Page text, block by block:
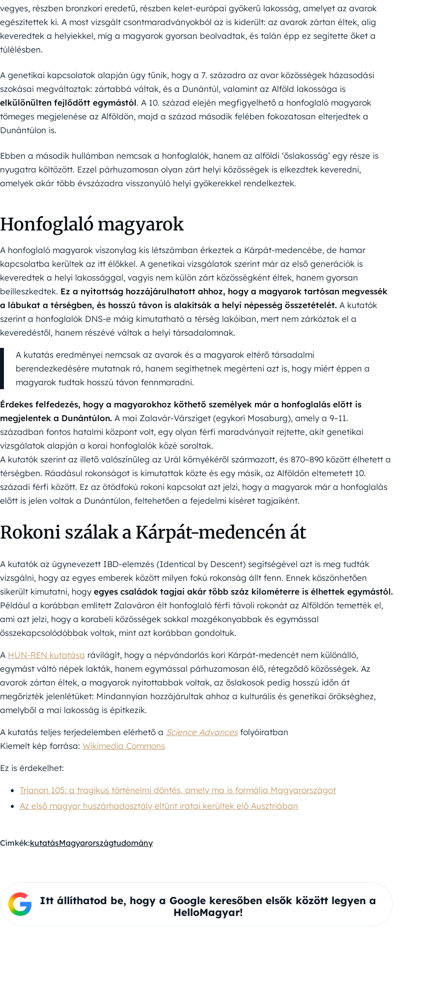
vegyes, részben bronzkori eredetű, részben kelet-európai gyökerű lakosság, amelyet az avarok
egészítettek ki. A most vizsgált csontmaradványokból az is kiderült: az avarok zártan éltek, alig
keveredtek a helyiekkel, míg a magyarok gyorsan beolvadtak, és talán épp ez segítette őket a
túlélésben.
A genetikai kapcsolatok alapján úgy tűnik, hogy a 7. századra az avar közösségek házasodási
szokásai megváltoztak: zártabbá váltak, és a Dunántúl, valamint az Alföld lakossága is
elkülönülten fejlődött egymástól. A 10. század elején megfigyelhető a honfoglaló magyarok
tömeges megjelenése az Alföldön, majd a század második felében fokozatosan elterjedtek a
Dunántúlon is.
Ebben a második hullámban nemcsak a honfoglalók, hanem az alföldi ‘őslakosság’ egy része is
nyugatra költözött. Ezzel párhuzamosan olyan zárt helyi közösségek is elkezdtek keveredni,
amelyek akár több évszázadra visszanyúló helyi gyökerekkel rendelkeztek.
Honfoglaló magyarok
A honfoglaló magyarok viszonylag kis létszámban érkeztek a Kárpát-medencébe, de hamar
kapcsolatba kerültek az itt élőkkel. A genetikai vizsgálatok szerint már az első generációk is
keveredtek a helyi lakossággal, vagyis nem külön zárt közösségként éltek, hanem gyorsan
beilleszkedtek. Ez a nyitottság hozzájárulhatott ahhoz, hogy a magyarok tartósan megvessék
a lábukat a térségben, és hosszú távon is alakítsák a helyi népesség összetételét. A kutatók
szerint a honfoglalók DNS-e máig kimutatható a térség lakóiban, mert nem zárkóztak el a
keveredéstől, hanem részévé váltak a helyi társadalomnak.
A kutatás eredményei nemcsak az avarok és a magyarok eltérő társadalmi
berendezkedésére mutatnak rá, hanem segíthetnek megérteni azt is, hogy miért éppen a
magyarok tudtak hosszú távon fennmaradni.
Érdekes felfedezés, hogy a magyarokhoz köthető személyek már a honfoglalás előtt is
megjelentek a Dunántúlon. A mai Zalavár-Vársziget (egykori Mosaburg), amely a 9–11.
században fontos hatalmi központ volt, egy olyan férfi maradványait rejtette, akit genetikai
vizsgálatok alapján a korai honfoglalók közé soroltak.
A kutatók szerint az illető valószínűleg az Urál környékéről származott, és 870–890 között élhetett a
térségben. Ráadásul rokonságot is kimutattak közte és egy másik, az Alföldön eltemetett 10.
századi férfi között. Ez az ötödfokú rokoni kapcsolat azt jelzi, hogy a magyarok már a honfoglalás
előtt is jelen voltak a Dunántúlon, feltehetően a fejedelmi kíséret tagjaiként.
Rokoni szálak a Kárpát-medencén át
A kutatók az úgynevezett IBD-elemzés (Identical by Descent) segítségével azt is meg tudták
vizsgálni, hogy az egyes emberek között milyen fokú rokonság állt fenn. Ennek köszönhetően
sikerült kimutatni, hogy egyes családok tagjai akár több száz kilométerre is élhettek egymástól.
Például a korábban említett Zalaváron élt honfoglaló férfi távoli rokonát az Alföldön temették el,
ami azt jelzi, hogy a korabeli közösségek sokkal mozgékonyabbak és egymással
összekapcsolódóbbak voltak, mint azt korábban gondoltuk.
A HUN-REN kutatása rávilágít, hogy a népvándorlás kori Kárpát-medencét nem különálló,
egymást váltó népek lakták, hanem egymással párhuzamosan élő, rétegződő közösségek. Az
avarok zártan éltek, a magyarok nyitottabbak voltak, az őslakosok pedig hosszú időn át
megőrizték jelenlétüket: Mindannyian hozzájárultak ahhoz a kulturális és genetikai örökséghez,
amelyből a mai lakosság is építkezik.
A kutatás teljes terjedelemben elérhető a Science Advancesfolyóiratban
Kiemelt kép forrása: Wikimedia Commons
Ez is érdekelhet:
Trianon 105: a tragikus történelmi döntés, amely ma is formálja Magyarországot
Az első magyar huszárhadosztály eltűnt iratai kerültek elő Ausztriában
Címkék:kutatásMagyarországtudomány
Itt állíthatod be, hogy a Google keresőben elsők között legyen a
HelloMagyar!